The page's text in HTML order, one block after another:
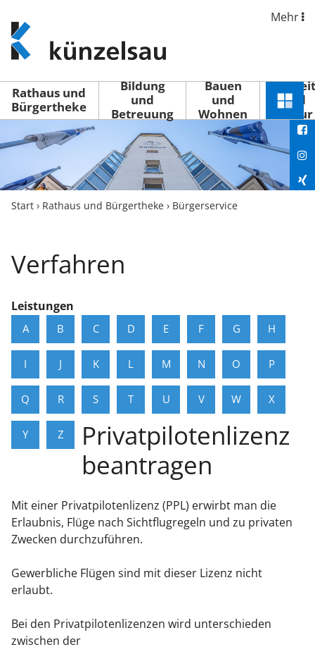
www.kuenzelsau.de
(zur
Startseite)
Mehr
Rathaus und
Bürgertheke
Bildung
und
Betreuung
Bauen
und
Wohnen
Freizeit
und
Kultur
Menü
Start › Rathaus und Bürgertheke › Bürgerservice
Verfahren
Leistungen
A B C D E F G H
I J K L M N O P
Q R S T U V W X
Y Z
Privatpilotenlizenz
beantragen
Mit einer Privatpilotenlizenz (PPL) erwirbt man die
Erlaubnis, Flüge nach Sichtflugregeln und zu privaten
Zwecken durchzuführen.
Gewerbliche Flügen sind mit dieser Lizenz nicht
erlaubt.
Bei den Privatpilotenlizenzen wird unterschieden
zwischen der